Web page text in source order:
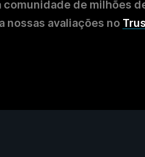
de milhões
nossas avaliações no